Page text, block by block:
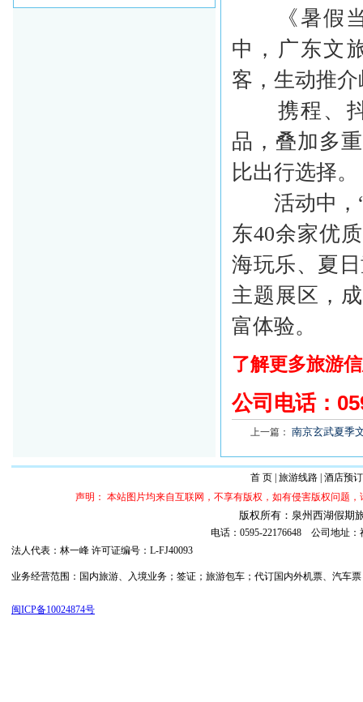
《暑假当
中，广东文
客，生动推
携程、抖
品，叠加多
比出行选择。
活动中，“
东40余家优
海玩乐、夏
主题展区，
富体验。
了解更多旅游
公司电话：
上一篇： 南京玄武夏季
首 页| 旅游线路| 酒店预订
声明： 本站图片均来自互联网，不享有版权，如有侵害版权问题
版权所有：泉州西湖假
电话：0595-22176648 公司地址
法人代表：林一峰 许可证编号：L-FJ40093
业务经营范围：国内旅游、入境业务；签证；旅游包车；代订国内外机票、汽
闽ICP备10024874号